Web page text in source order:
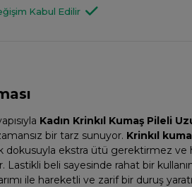
Kabul Edilir
Kadın Krinkıl Kumaş Pileli
bir tarz sunuyor. Krinkıl
dokusuyla ekstra ütü gerektirmez ve
Lastikli beli sayesinde rahat bir
ile hareketli ve zarif bir duruş